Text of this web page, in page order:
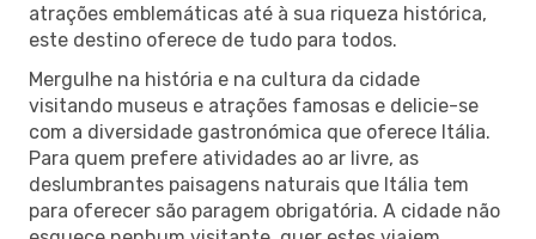
atrações emblemáticas até à sua riqueza histórica,
este destino oferece de tudo para todos.
Mergulhe na história e na cultura da cidade
visitando museus e atrações famosas e delicie-se
com a diversidade gastronómica que oferece Itália.
Para quem prefere atividades ao ar livre, as
deslumbrantes paisagens naturais que Itália tem
para oferecer são paragem obrigatória. A cidade não